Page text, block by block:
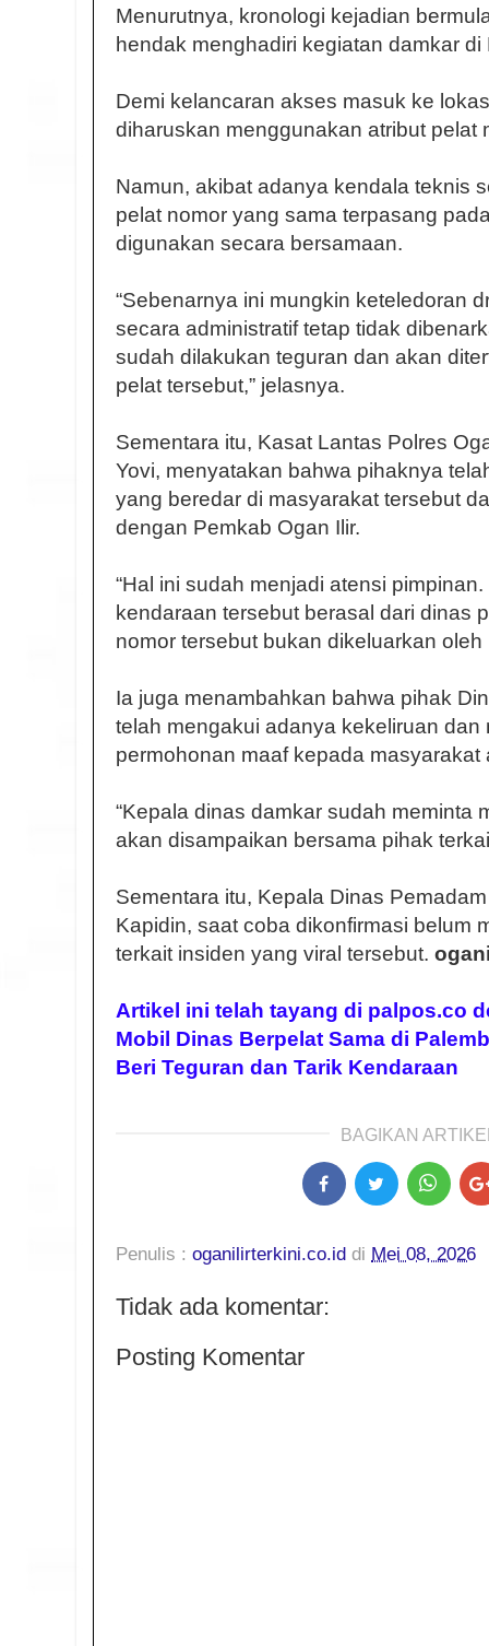
Menurutnya, kronologi kejadian
hendak menghadiri kegiatan damkar di
Demi kelancaran akses masuk ke
diharuskan menggunakan atribut pelat
Namun, akibat adanya kendala teknis
pelat nomor yang sama terpasang
digunakan secara bersamaan.
“Sebenarnya ini mungkin keteledoran
secara administratif tetap tidak
sudah dilakukan teguran dan akan
pelat tersebut,” jelasnya.
Sementara itu, Kasat Lantas Polres
Yovi, menyatakan bahwa pihaknya
yang beredar di masyarakat tersebut
dengan Pemkab Ogan Ilir.
“Hal ini sudah menjadi atensi
kendaraan tersebut berasal dari dinas
nomor tersebut bukan dikeluarkan oleh
Ia juga menambahkan bahwa pihak
telah mengakui adanya kekeliruan dan
permohonan maaf kepada masyarakat
“Kepala dinas damkar sudah meminta
akan disampaikan bersama pihak
Sementara itu, Kepala Dinas
Kapidin, saat coba dikonfirmasi belum
terkait insiden yang viral tersebut.
Artikel ini telah tayang di palpos.co
Mobil Dinas Berpelat Sama di
Beri Teguran dan Tarik Kendaraan
BAGIKAN
Penulis : oganilirterkini.co.id di Mei 08, 2026
Tidak ada komentar:
Posting Komentar